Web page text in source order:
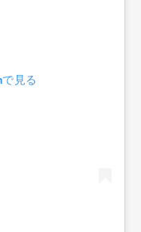
見る